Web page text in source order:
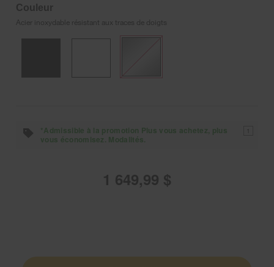
Couleur
Acier inoxydable résistant aux traces de doigts
*Admissible à la promotion Plus vous achetez, plus
vous économisez. Modalités.
1
1 649,99 $